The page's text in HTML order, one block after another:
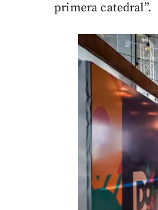
primera catedral”.